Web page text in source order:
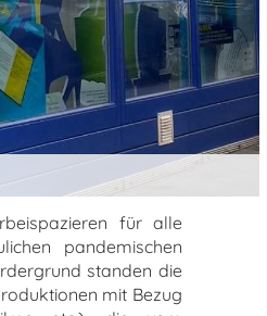
für alle
pandemischen
standen die
mit Bezug